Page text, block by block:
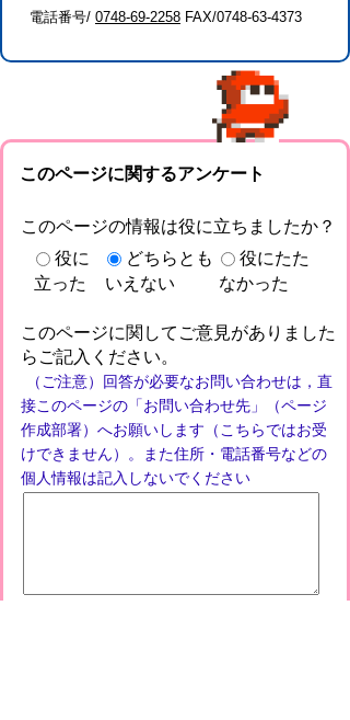
電話番号/ 0748-69-2258 FAX/0748-63-4373
このページに関するアンケート
このページの情報は役に立ちましたか？
役に
立った
どちらとも
いえない
役にたた
なかった
このページに関してご意見がありました
らご記入ください。
（ご注意）回答が必要なお問い合わせは，直
接このページの「お問い合わせ先」（ページ
作成部署）へお願いします（こちらではお受
けできません）。また住所・電話番号などの
個人情報は記入しないでください